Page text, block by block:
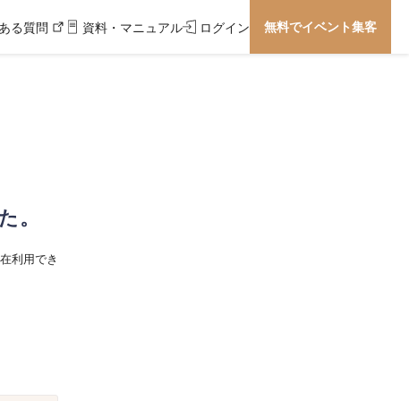
る質問 資料・マニュアル ログイン 無料でイベント集客
。
利用でき